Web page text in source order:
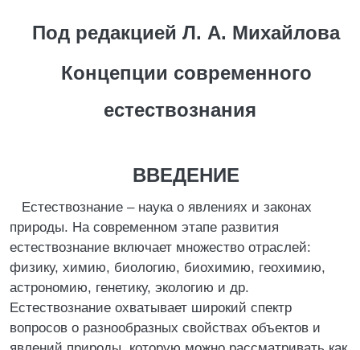
Под редакцией Л. А. Михайлова
Концепции современного
естествознания
ВВЕДЕНИЕ
Естествознание – наука о явлениях и законах
природы. На современном этапе развития
естествознание включает множество отраслей:
физику, химию, биологию, биохимию, геохимию,
астрономию, генетику, экологию и др.
Естествознание охватывает широкий спектр
вопросов о разнообразных свойствах объектов и